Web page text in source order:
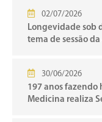
02/07/2026
Longevidade sob
tema de sessão
30/06/2026
197 anos fazendo
Medicina realiza